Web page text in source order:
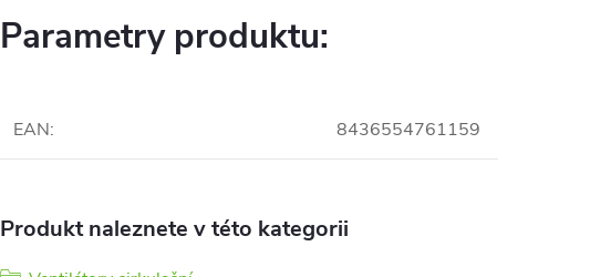
Parametry produktu:
EAN: 8436554761159
Produkt naleznete v této kategorii